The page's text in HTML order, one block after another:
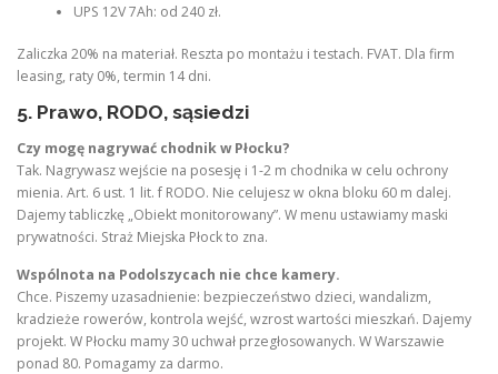
UPS 12V 7Ah: od 240 zł.
Zaliczka 20% na materiał. Reszta po montażu i testach. FVAT. Dla firm
leasing, raty 0%, termin 14 dni.
5. Prawo, RODO, sąsiedzi
Czy mogę nagrywać chodnik w Płocku?
Tak. Nagrywasz wejście na posesję i 1-2 m chodnika w celu ochrony
mienia. Art. 6 ust. 1 lit. f RODO. Nie celujesz w okna bloku 60 m dalej.
Dajemy tabliczkę „Obiekt monitorowany”. W menu ustawiamy maski
prywatności. Straż Miejska Płock to zna.
Wspólnota na Podolszycach nie chce kamery.
Chce. Piszemy uzasadnienie: bezpieczeństwo dzieci, wandalizm,
kradzieże rowerów, kontrola wejść, wzrost wartości mieszkań. Dajemy
projekt. W Płocku mamy 30 uchwał przegłosowanych. W Warszawie
ponad 80. Pomagamy za darmo.